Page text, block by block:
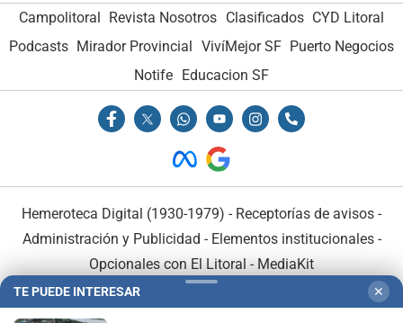
Campolitoral Revista Nosotros Clasificados CYD Litoral
Podcasts Mirador Provincial VivíMejor SF Puerto Negocios
Notife Educacion SF
Hemeroteca Digital (1930-1979) - Receptorías de avisos -
Administración y Publicidad - Elementos institucionales-
Opcionales con El Litoral - MediaKit
TE PUEDE INTERESAR ✕